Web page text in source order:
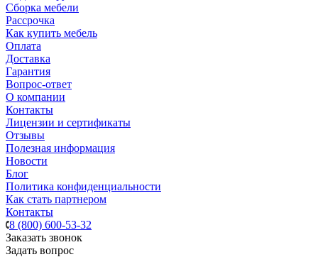
Сборка мебели
Рассрочка
Как купить мебель
Оплата
Доставка
Гарантия
Вопрос-ответ
О компании
Контакты
Лицензии и сертификаты
Отзывы
Полезная информация
Новости
Блог
Политика конфиденциальности
Как стать партнером
Контакты
8 (800) 600-53-32
Заказать звонок
Задать вопрос